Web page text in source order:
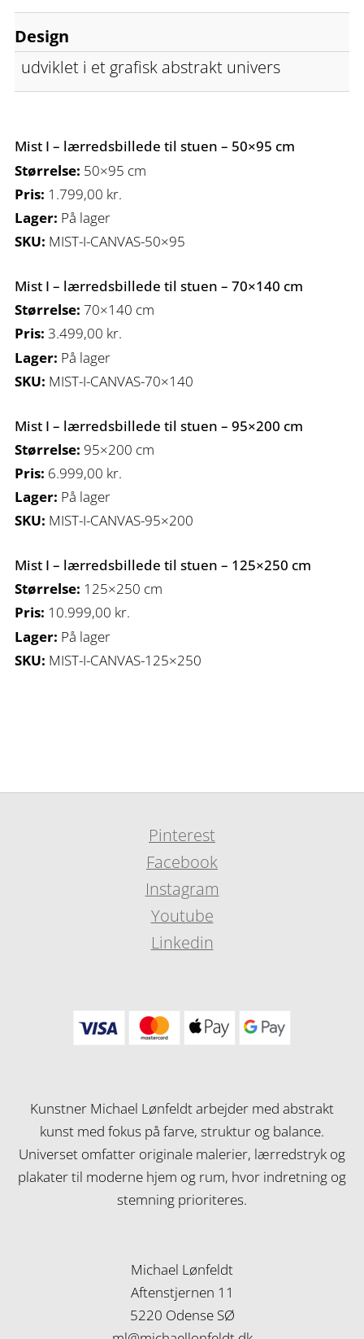
Design
udviklet i et grafisk abstrakt univers
Mist I – lærredsbillede til stuen – 50×95 cm
Størrelse: 50×95 cm
Pris: 1.799,00 kr.
Lager: På lager
SKU: MIST-I-CANVAS-50×95
Mist I – lærredsbillede til stuen – 70×140 cm
Størrelse: 70×140 cm
Pris: 3.499,00 kr.
Lager: På lager
SKU: MIST-I-CANVAS-70×140
Mist I – lærredsbillede til stuen – 95×200 cm
Størrelse: 95×200 cm
Pris: 6.999,00 kr.
Lager: På lager
SKU: MIST-I-CANVAS-95×200
Mist I – lærredsbillede til stuen – 125×250 cm
Størrelse: 125×250 cm
Pris: 10.999,00 kr.
Lager: På lager
SKU: MIST-I-CANVAS-125×250
Pinterest
Facebook
Instagram
Youtube
Linkedin
Kunstner Michael Lønfeldt arbejder med abstrakt
kunst med fokus på farve, struktur og balance.
Universet omfatter originale malerier, lærredstryk og
plakater til moderne hjem og rum, hvor indretning og
stemning prioriteres.
Michael Lønfeldt
Aftenstjernen 11
5220 Odense SØ